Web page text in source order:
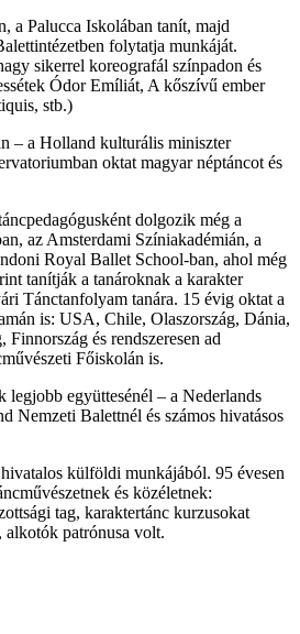
a Palucca Iskolában tanít, majd
folytatja munkáját.
sikerrel koreografál színpadon és
Ódor Emíliát, A kőszívű ember
stb.)
– a Holland kulturális miniszter
oktat magyar néptáncot és
dolgozik még a
az Amsterdami Színiakadémián, a
Royal Ballet School-ban, ahol még
tanítják a tanároknak a karakter
Tánctanfolyam tanára. 15 évig oktat a
is: USA, Chile, Olaszország, Dánia,
Finnország és rendszeresen ad
Főiskolán is.
együttesénél – a Nederlands
Nemzeti Balettnél és számos hivatásos
külföldi munkájából. 95 évesen
és közéletnek:
tag, karaktertánc kurzusokat
patrónusa volt.